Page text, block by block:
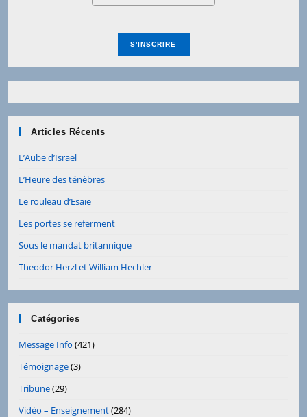
Articles Récents
L’Aube d’Israël
L’Heure des ténèbres
Le rouleau d’Esaïe
Les portes se referment
Sous le mandat britannique
Theodor Herzl et William Hechler
Catégories
Message Info (421)
Témoignage(3)
Tribune(29)
Vidéo – Enseignement(284)